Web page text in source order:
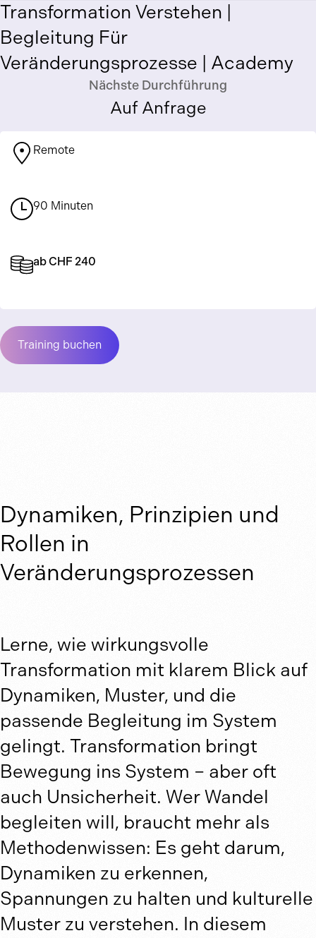
Transformation Verstehen |
Begleitung Für
Veränderungsprozesse | Academy
Nächste Durchführung
Auf Anfrage
Remote
90 Minuten
ab CHF 240
Training buchen
Dynamiken, Prinzipien und
Rollen in
Veränderungsprozessen
Lerne, wie wirkungsvolle
Transformation mit klarem Blick auf
Dynamiken, Muster, und die
passende Begleitung im System
gelingt. Transformation bringt
Bewegung ins System – aber oft
auch Unsicherheit. Wer Wandel
begleiten will, braucht mehr als
Methodenwissen: Es geht darum,
Dynamiken zu erkennen,
Spannungen zu halten und kulturelle
Muster zu verstehen. In diesem